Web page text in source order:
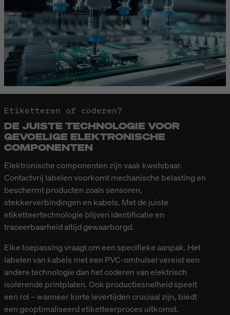
Etiketteren of coderen?
DE JUISTE TECHNOLOGIE VOOR
GEVOELIGE ELEKTRONISCHE
COMPONENTEN
Elektronische componenten zijn vaak kwetsbaar.
Contactvrij labelen voorkomt mechanische belasting en
beschermt producten zoals sensoren,
stekkerverbindingen en kabels. Met de juiste
etiketteertechnologie blijven identificatie en
traceerbaarheid altijd gewaarborgd.
Elke toepassing vraagt om een specifieke aanpak. Het
labelen van kabels met een PVC-omhulsel vereist een
andere technologie dan het coderen van elektrisch
isolerende printplaten. Ook productiesnelheid speelt
een rol – wanneer korte levertijden cruciaal zijn, biedt
een geoptimaliseerd etiketteerproces uitkomst.